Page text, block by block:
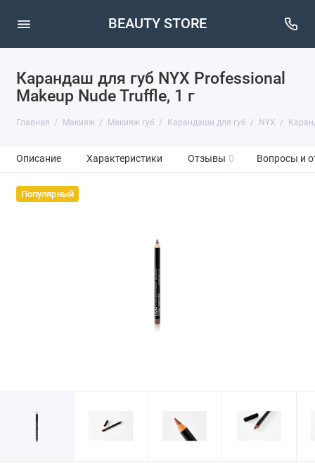
BEAUTY STORE
Карандаш для губ NYX Professional
Makeup Nude Truffle, 1 г
Главная Макияж Макияж губ Карандаши для губ NYX
Описание Характеристики Отзывы 0 Вопросы и
Популярный